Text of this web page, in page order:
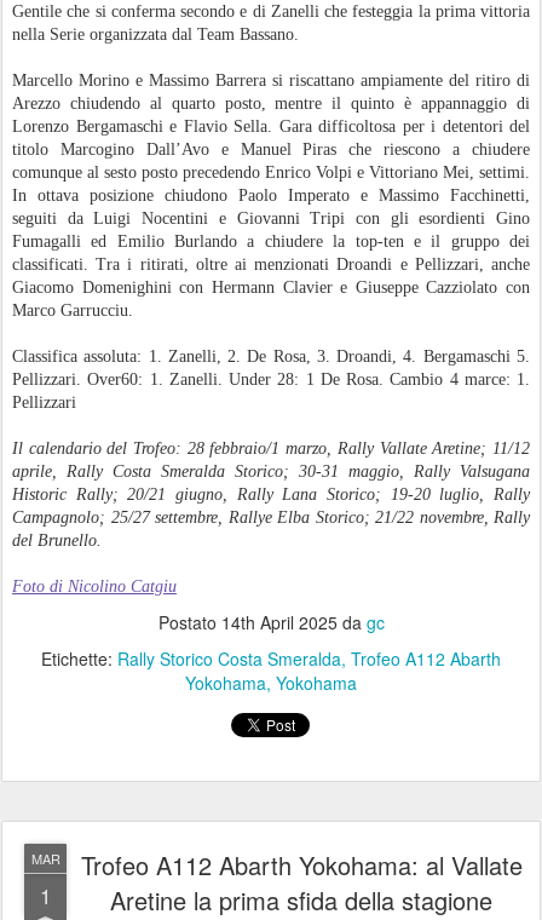
Gentile che si conferma secondo e di Zanelli che festeggia la prima vittoria
nella Serie organizzata dal Team Bassano.
Marcello Morino e Massimo Barrera si riscattano ampiamente del ritiro di
Arezzo chiudendo al quarto posto, mentre il quinto è appannaggio di
Lorenzo Bergamaschi e Flavio Sella. Gara difficoltosa per i detentori del
titolo Marcogino Dall’Avo e Manuel Piras che riescono a chiudere
comunque al sesto posto precedendo Enrico Volpi e Vittoriano Mei, settimi.
In ottava posizione chiudono Paolo Imperato e Massimo Facchinetti,
seguiti da Luigi Nocentini e Giovanni Tripi con gli esordienti Gino
Fumagalli ed Emilio Burlando a chiudere la top-ten e il gruppo dei
classificati. Tra i ritirati, oltre ai menzionati Droandi e Pellizzari, anche
Giacomo Domenighini con Hermann Clavier e Giuseppe Cazziolato con
Marco Garrucciu.
Classifica assoluta: 1. Zanelli, 2. De Rosa, 3. Droandi, 4. Bergamaschi 5.
Pellizzari. Over60: 1. Zanelli. Under 28: 1 De Rosa. Cambio 4 marce: 1.
Pellizzari
Il calendario del Trofeo: 28 febbraio/1 marzo, Rally Vallate Aretine; 11/12
aprile, Rally Costa Smeralda Storico; 30-31 maggio, Rally Valsugana
Historic Rally; 20/21 giugno, Rally Lana Storico; 19-20 luglio, Rally
Campagnolo; 25/27 settembre, Rallye Elba Storico; 21/22 novembre, Rally
del Brunello.
Foto di Nicolino Catgiu
Postato 14th April 2025da gc
Etichette: Rally Storico Costa Smeralda Trofeo A112 Abarth
Yokohama Yokohama
MAR
1
Trofeo A112 Abarth Yokohama: al Vallate
Aretine la prima sfida della stagione